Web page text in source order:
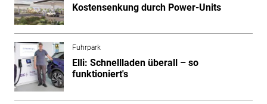
Kostensenkung durch Power-Units
Fuhrpark
Elli: Schnellladen überall – so
funktioniert's